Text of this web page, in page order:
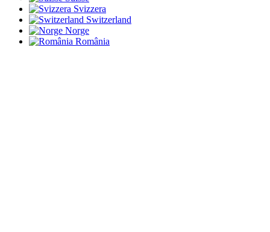
Svizzera
Switzerland
Norge
România